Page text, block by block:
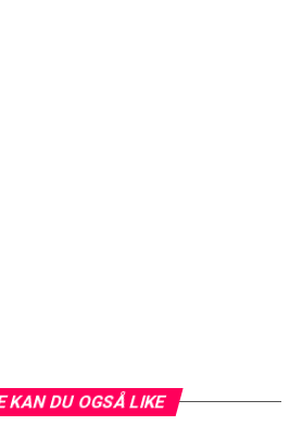
KAN DU OGSÅ LIKE